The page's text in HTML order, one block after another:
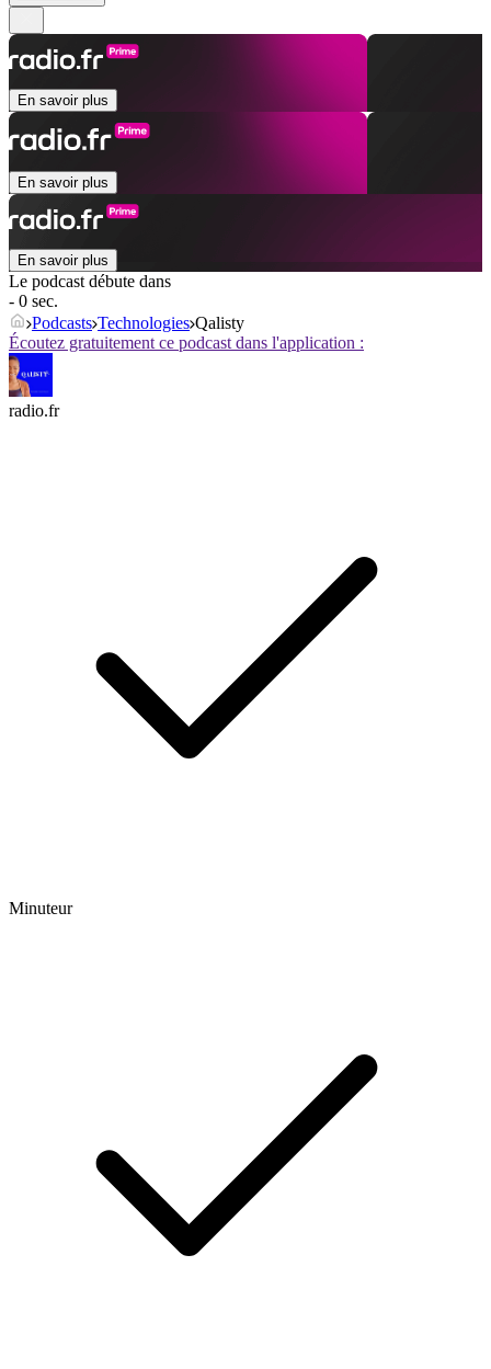
En savoir plus
En savoir plus
En savoir plus
Le podcast débute dans
- 0 sec.
Podcasts Technologies Qalisty
Écoutez gratuitement ce podcast dans l'application :
radio.fr
Minuteur